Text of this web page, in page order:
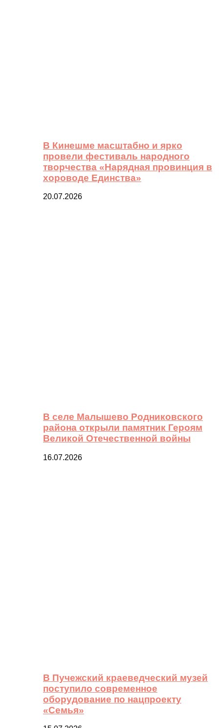
В Кинешме масштабно и ярко
провели фестиваль народного
творчества «Нарядная провинция в
хороводе Единства»
20.07.2026
В селе Малышево Родниковского
района открыли памятник Героям
Великой Отечественной войны
16.07.2026
В Пучежский краеведческий музей
поступило современное
оборудование по нацпроекту
«Семья»